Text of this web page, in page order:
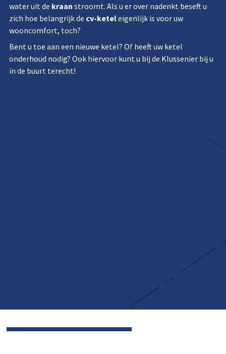
water uit de kraan stroomt. Als u er over nadenkt beseft u
zich hoe belangrijk de cv-keteleigenlijk is voor uw
wooncomfort, toch?
Bent u toe aan een nieuwe ketel? Of heeft uw ketel
onderhoud nodig? Ook hiervoor kunt u bij de Klussenier bij u
in de buurt terecht!